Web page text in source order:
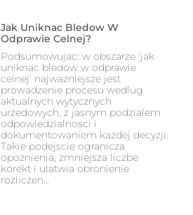
Jak Uniknac Bledow W
Odprawie Celnej?
Podsumowujac: w obszarze 'jak
uniknac bledow w odprawie
celnej’ najwazniejsze jest
prowadzenie procesu wedlug
aktualnych wytycznych
urzedowych, z jasnym podzialem
odpowiedzialnosci i
dokumentowaniem kazdej decyzji.
Takie podejscie ogranicza
opoznienia, zmniejsza liczbe
korekt i ulatwia obronienie
rozliczen…